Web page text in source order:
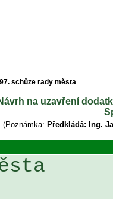
schůze rady města
na uzavření
(Poznámka: Předkládá: Ing.